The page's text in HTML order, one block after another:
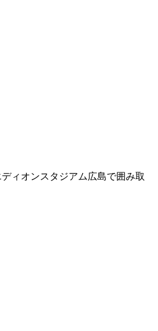
ィオンスタジアム広島で囲み取